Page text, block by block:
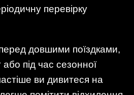
перевірку
довшими поїздками,
або під час сезонної
ви дивитеся на